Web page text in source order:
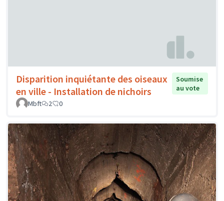
Disparition inquiétante des oiseaux
en ville - Installation de nichoirs
Soumise
au vote
Mbft
2 0